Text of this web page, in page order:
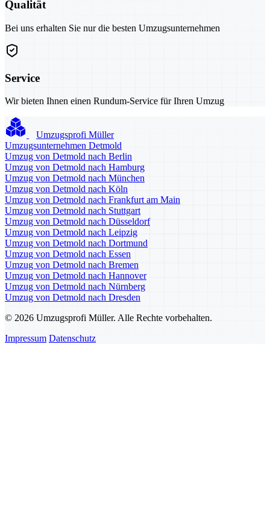
Qualität
Bei uns erhalten Sie nur die besten Umzugsunternehmen
Service
Wir bieten Ihnen einen Rundum-Service für Ihren Umzug
Umzugsprofi Müller
Umzugsunternehmen Detmold
Umzug von Detmold nach Berlin
Umzug von Detmold nach Hamburg
Umzug von Detmold nach München
Umzug von Detmold nach Köln
Umzug von Detmold nach Frankfurt am Main
Umzug von Detmold nach Stuttgart
Umzug von Detmold nach Düsseldorf
Umzug von Detmold nach Leipzig
Umzug von Detmold nach Dortmund
Umzug von Detmold nach Essen
Umzug von Detmold nach Bremen
Umzug von Detmold nach Hannover
Umzug von Detmold nach Nürnberg
Umzug von Detmold nach Dresden
© 2026 Umzugsprofi Müller. Alle Rechte vorbehalten.
Impressum Datenschutz